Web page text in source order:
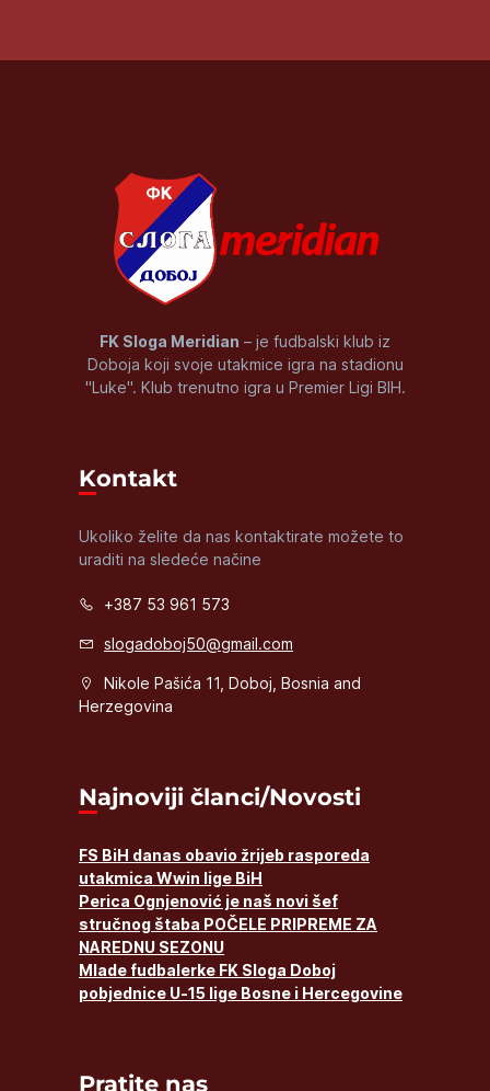
FK Sloga Meridian – je fudbalski klub iz
Doboja koji svoje utakmice igra na stadionu
"Luke". Klub trenutno igra u Premier Ligi BIH.
Kontakt
Ukoliko želite da nas kontaktirate možete to
uraditi na sledeće načine
+387 53 961 573
slogadoboj50@gmail.com
Nikole Pašića 11, Doboj, Bosnia and
Herzegovina
Najnoviji članci/Novosti
FS BiH danas obavio žrijeb rasporeda
utakmica Wwin lige BiH
Perica Ognjenović je naš novi šef
stručnog štaba POČELE PRIPREME ZA
NAREDNU SEZONU
Mlade fudbalerke FK Sloga Doboj
pobjednice U-15 lige Bosne i Hercegovine
Pratite nas